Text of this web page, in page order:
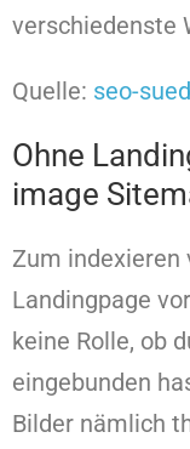
verschiedenste
Quelle: seo-
Ohne
image
Zum indexieren
Landingpage
keine Rolle, ob
eingebunden
Bilder nämlich